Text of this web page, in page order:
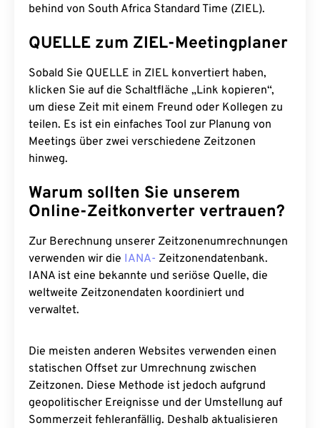
behind von South Africa Standard Time (ZIEL).
QUELLE zum ZIEL-Meetingplaner
Sobald Sie QUELLE in ZIEL konvertiert haben,
klicken Sie auf die Schaltfläche „Link kopieren“,
um diese Zeit mit einem Freund oder Kollegen zu
teilen. Es ist ein einfaches Tool zur Planung von
Meetings über zwei verschiedene Zeitzonen
hinweg.
Warum sollten Sie unserem
Online-Zeitkonverter vertrauen?
Zur Berechnung unserer Zeitzonenumrechnungen
verwenden wir die IANA- Zeitzonendatenbank.
IANA ist eine bekannte und seriöse Quelle, die
weltweite Zeitzonendaten koordiniert und
verwaltet.
Die meisten anderen Websites verwenden einen
statischen Offset zur Umrechnung zwischen
Zeitzonen. Diese Methode ist jedoch aufgrund
geopolitischer Ereignisse und der Umstellung auf
Sommerzeit fehleranfällig. Deshalb aktualisieren